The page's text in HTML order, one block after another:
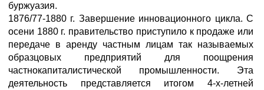
буржуазия.
1876/77-1880 г. Завершение инновационного цикла. С
осени 1880 г. правительство приступило к продаже или
передаче в аренду частным лицам так называемых
образцовых предприятий для поощрения
частнокапиталистической промышленности. Эта
деятельность представляется итогом 4-х-летней